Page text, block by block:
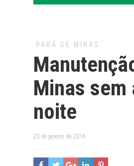
PARÁ DE MINAS
Minas sem
noite
20 de janeiro de 2016